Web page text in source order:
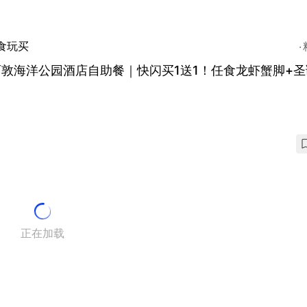
玩买
海洋公园酒店自助餐｜快闪买1送1！任食龙虾蟹脚+
正在加载